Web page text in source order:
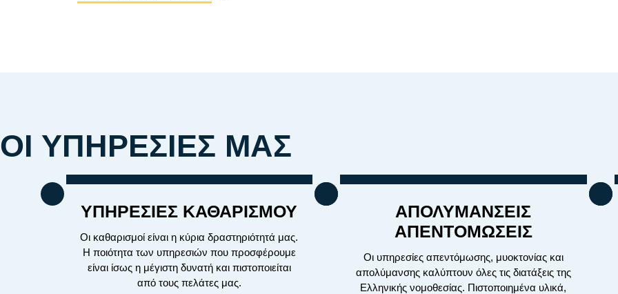
ΟΙ ΥΠΗΡΕΣΙΕΣ ΜΑΣ
ΥΠΗΡΕΣΙΕΣ ΚΑΘΑΡΙΣΜΟΥ
Οι καθαρισμοί είναι η κύρια δραστηριότητά μας.
Η ποιότητα των υπηρεσιών που προσφέρουμε
είναι ίσως η μέγιστη δυνατή και πιστοποιείται
από τους πελάτες μας.
ΑΠΟΛΥΜΑΝΣΕΙΣ
ΑΠΕΝΤΟΜΩΣΕΙΣ
Οι υπηρεσίες απεντόμωσης, μυοκτονίας και
απολύμανσης καλύπτουν όλες τις διατάξεις της
Ελληνικής νομοθεσίας. Πιστοποιημένα υλικά,